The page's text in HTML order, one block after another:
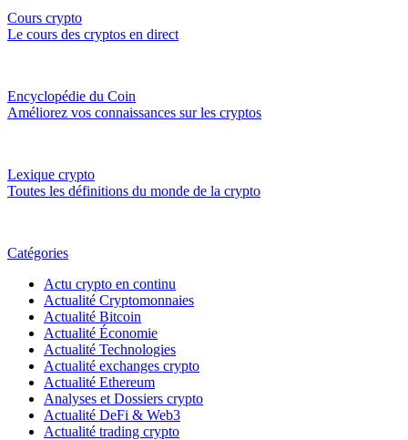
Cours crypto
Le cours des cryptos en direct
Encyclopédie du Coin
Améliorez vos connaissances sur les cryptos
Lexique crypto
Toutes les définitions du monde de la crypto
Catégories
Actu crypto en continu
Actualité Cryptomonnaies
Actualité Bitcoin
Actualité Économie
Actualité Technologies
Actualité exchanges crypto
Actualité Ethereum
Analyses et Dossiers crypto
Actualité DeFi & Web3
Actualité trading crypto